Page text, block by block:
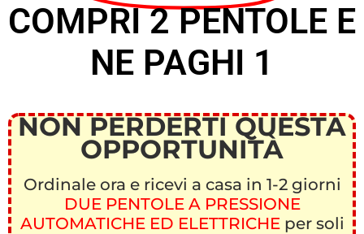
COMPRI 2 PENTOLE E
NE PAGHI 1
NON PERDERTI QUESTA
OPPORTUNITÀ
Ordinale ora e ricevi a casa in 1-2 giorni
DUE PENTOLE A PRESSIONE
AUTOMATICHE ED ELETTRICHEper soli